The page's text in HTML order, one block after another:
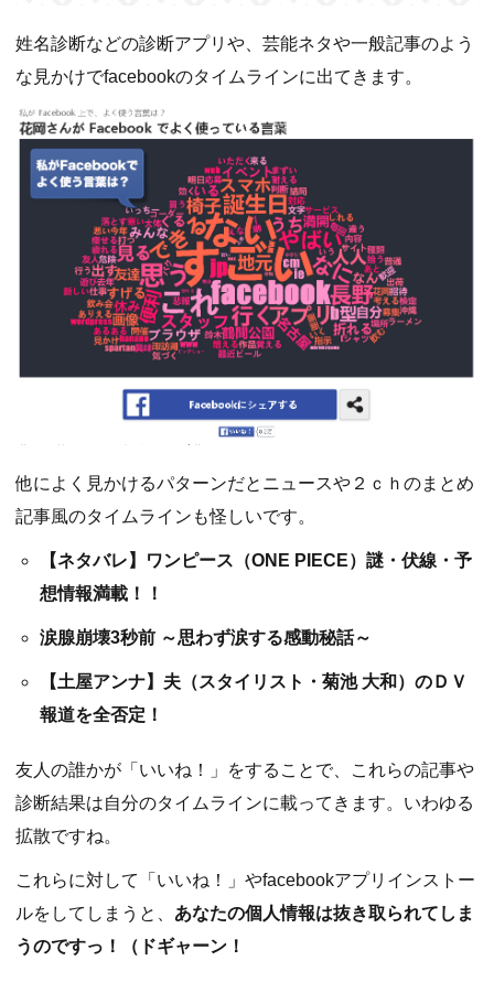
姓名診断などの診断アプリや、芸能ネタや一般記事のよう
な見かけでfacebookのタイムラインに出てきます。
他によく見かけるパターンだとニュースや２ｃｈのまとめ
記事風のタイムラインも怪しいです。
【ネタバレ】ワンピース（ONE PIECE）謎・伏線・予
想情報満載！！
涙腺崩壊3秒前 ～思わず涙する感動秘話～
【土屋アンナ】夫（スタイリスト・菊池 大和）のＤＶ
報道を全否定！
友人の誰かが「いいね！」をすることで、これらの記事や
診断結果は自分のタイムラインに載ってきます。いわゆる
拡散ですね。
これらに対して「いいね！」やfacebookアプリインストー
ルをしてしまうと、 あなたの個人情報は抜き取られてしま
うのですっ！（ドギャーン！